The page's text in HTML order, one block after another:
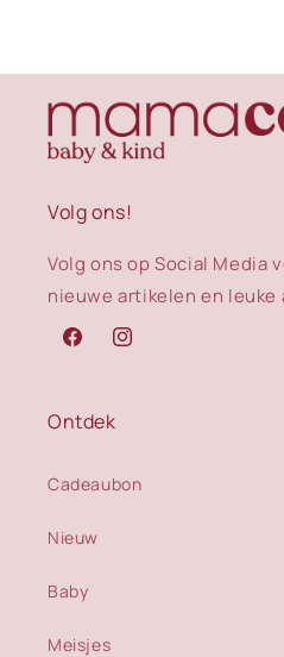
Volg ons!
Volg ons op Social Media
nieuwe artikelen en leuke
FacebookInstagram
Ontdek
Cadeaubon
Nieuw
Baby
Meisjes